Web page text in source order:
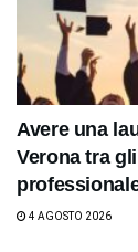
Avere una
Verona tra
4 AGOSTO 2026